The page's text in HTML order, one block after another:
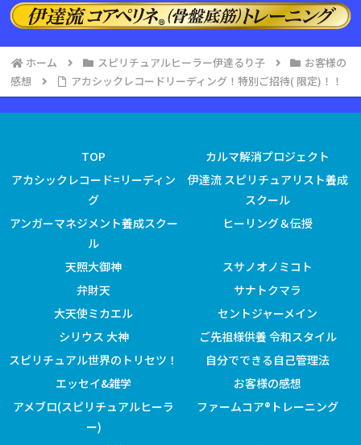
ホーム スピリチュアルヒーラー伊達るり子
お客様の
感想
アカシックレコードリーディング！特別ご招待( 限定)！！
TOP
カルマ解消プロジェクト
アカシックレコード=リーディン
グ
伊達流 スピリチュアリスト養成
スクール
アンガーマネジメント養成スクー
ル
ヒーリング＆伝授
天照大御神
スサノオノミコト
弁財天
サナトクマラ
大天使ミカエル
セントジャーメイン
シリウス 大神
ご先祖様供養 令和スタイル
スピリチュアル世界のトリセツ！
自分でできる自己管理法
エッセイ&雑学
お客様の感想
アメブロ(スピリチュアルヒーラ
ー)
ファームコア®トレーニング